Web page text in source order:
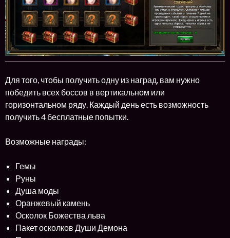
Для того, чтобы получить одну из наград, вам нужно
победить всех боссов в вертикальном или
горизонтальном ряду. Каждый день есть возможность
получить 4 бесплатные попытки.
Возможные награды:
Гемы
Руны
Душа моды
Оранжевый камень
Осколок Божества льва
Пакет осколков Души Демона